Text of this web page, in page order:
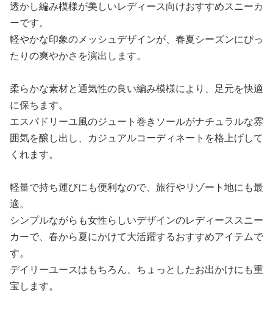
透かし編み模様が美しいレディース向けおすすめスニーカ
ーです。
軽やかな印象のメッシュデザインが、春夏シーズンにぴっ
たりの爽やかさを演出します。
柔らかな素材と通気性の良い編み模様により、足元を快適
に保ちます。
エスパドリーユ風のジュート巻きソールがナチュラルな雰
囲気を醸し出し、カジュアルコーディネートを格上げして
くれます。
軽量で持ち運びにも便利なので、旅行やリゾート地にも最
適。
シンプルながらも女性らしいデザインのレディーススニー
カーで、春から夏にかけて大活躍するおすすめアイテムで
す。
デイリーユースはもちろん、ちょっとしたお出かけにも重
宝します。